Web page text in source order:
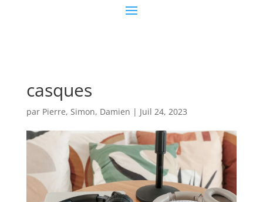
casques
par Pierre, Simon, Damien | Juil 24, 2023